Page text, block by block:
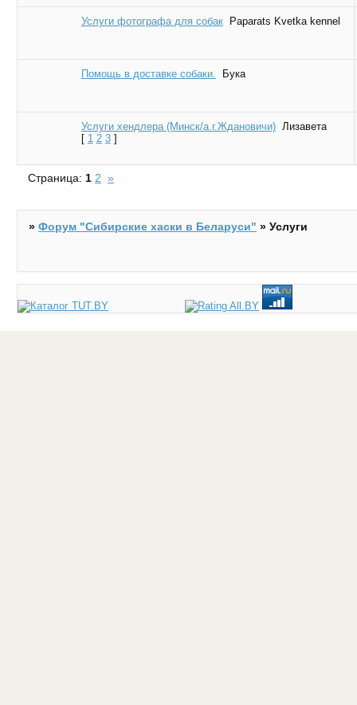
Услуги фотографа для собак Paparats Kvetka kennel
Помощь в доставке собаки. Бука
Услуги хендлера (Минск/а.г.Ждановичи) Лизавета
[ 1 2 3 ]
Страница: 1 2 »
»Форум "Cибирские хаски в Беларуси" »Услуги